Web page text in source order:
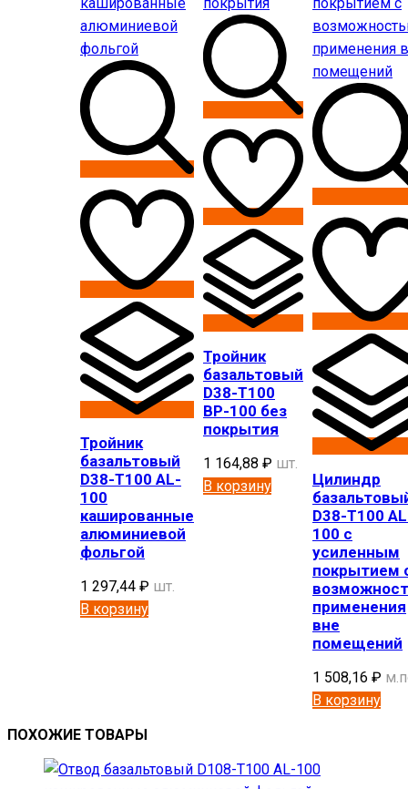
Тройник
базальтовый
D38-T100 AL-
100
кашированные
алюминиевой
фольгой
1 297,44 ₽ шт.
В корзину
Тройник
базальтовый
D38-T100
BP-100 без
покрытия
1 164,88 ₽ шт.
В корзину
Цилиндр
D38-T100
100 с
усиленным
покрытием
применения
вне
помещений
1 508,16 ₽
В корзину
ПОХОЖИЕ ТОВАРЫ